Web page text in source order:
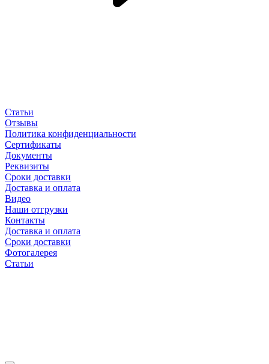
Статьи
Отзывы
Политика конфиденциальности
Сертификаты
Документы
Реквизиты
Сроки доставки
Доставка и оплата
Видео
Наши отгрузки
Контакты
Доставка и оплата
Сроки доставки
Фотогалерея
Статьи